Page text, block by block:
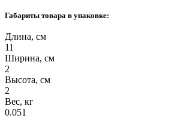
Габариты товара в упаковке:
Длина, см
11
Ширина, см
2
Высота, см
2
Вес, кг
0.051